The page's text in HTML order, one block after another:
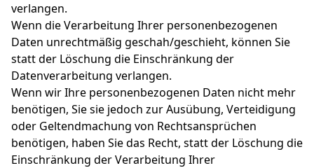
verlangen.
Wenn die Verarbeitung Ihrer personenbezogenen
Daten unrechtmäßig geschah/geschieht, können Sie
statt der Löschung die Einschränkung der
Datenverarbeitung verlangen.
Wenn wir Ihre personenbezogenen Daten nicht mehr
benötigen, Sie sie jedoch zur Ausübung, Verteidigung
oder Geltendmachung von Rechtsansprüchen
benötigen, haben Sie das Recht, statt der Löschung die
Einschränkung der Verarbeitung Ihrer